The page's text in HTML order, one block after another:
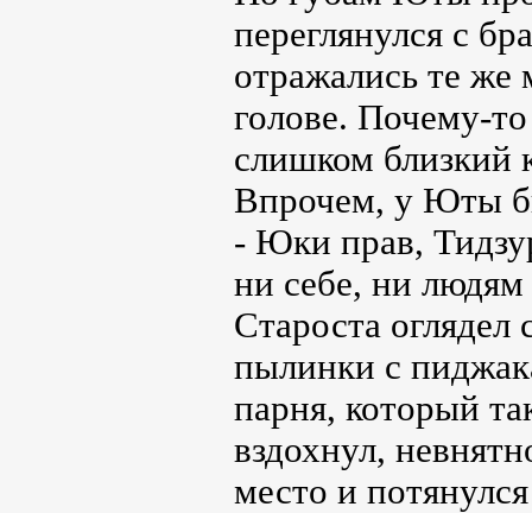
переглянулся с
отражались те же
голове. Почему-
слишком близкий
Впрочем, у Юты
- Юки прав,
ни себе, ни
Староста
пылинки с
парня, который
вздохнул,
место и